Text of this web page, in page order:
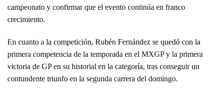
campeonato y confirmar que el evento continúa en franco
crecimiento.
En cuanto a la competición, Rubén Fernández se quedó con la
primera competencia de la temporada en el MXGP y la primera
victoria de GP en su historial en la categoría, tras conseguir un
contundente triunfo en la segunda carrera del domingo.